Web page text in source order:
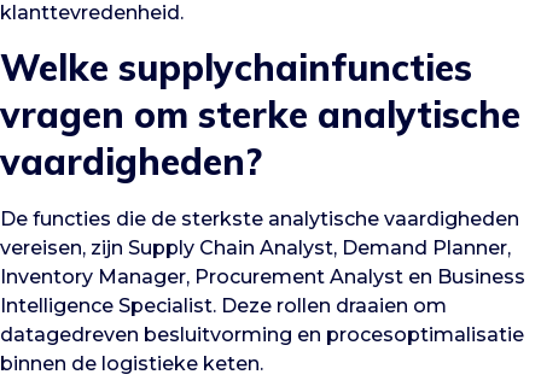
klanttevredenheid.
Welke supplychainfuncties
vragen om sterke analytische
vaardigheden?
De functies die de sterkste analytische vaardigheden
vereisen, zijn Supply Chain Analyst, Demand Planner,
Inventory Manager, Procurement Analyst en Business
Intelligence Specialist. Deze rollen draaien om
datagedreven besluitvorming en procesoptimalisatie
binnen de logistieke keten.